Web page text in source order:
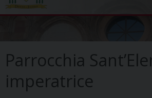
Parrocchia
imperatrice